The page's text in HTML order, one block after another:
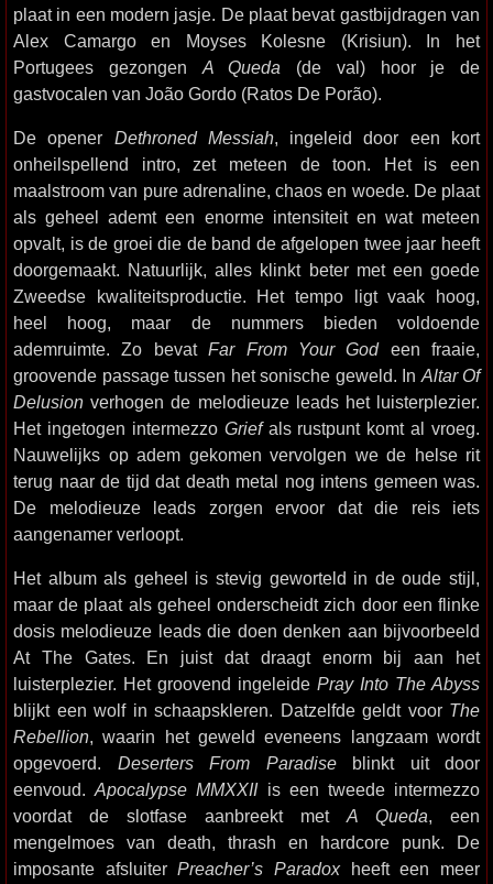
plaat in een modern jasje. De plaat bevat gastbijdragen van
Alex Camargo en Moyses Kolesne (Krisiun). In het
Portugees gezongen A Queda (de val) hoor je de
gastvocalen van João Gordo (Ratos De Porão).
De opener Dethroned Messiah, ingeleid door een kort
onheilspellend intro, zet meteen de toon. Het is een
maalstroom van pure adrenaline, chaos en woede. De plaat
als geheel ademt een enorme intensiteit en wat meteen
opvalt, is de groei die de band de afgelopen twee jaar heeft
doorgemaakt. Natuurlijk, alles klinkt beter met een goede
Zweedse kwaliteitsproductie. Het tempo ligt vaak hoog,
heel hoog, maar de nummers bieden voldoende
ademruimte. Zo bevatFar From Your Godeen fraaie,
groovende passage tussen het sonische geweld. In Altar Of
Delusion verhogen de melodieuze leads het luisterplezier.
Het ingetogen intermezzo Griefals rustpunt komt al vroeg.
Nauwelijks op adem gekomen vervolgen we de helse rit
terug naar de tijd dat death metal nog intens gemeen was.
De melodieuze leads zorgen ervoor dat die reis iets
aangenamer verloopt.
Het album als geheel is stevig geworteld in de oude stijl,
maar de plaat als geheel onderscheidt zich door een flinke
dosis melodieuze leads die doen denken aan bijvoorbeeld
At The Gates. En juist dat draagt enorm bij aan het
luisterplezier. Het groovend ingeleide Pray Into The Abyss
blijkt een wolf in schaapskleren. Datzelfde geldt voor The
Rebellion, waarin het geweld eveneens langzaam wordt
opgevoerd. Deserters From Paradiseblinkt uit door
eenvoud.Apocalypse MMXXIIis een tweede intermezzo
voordat de slotfase aanbreekt met A Queda, een
mengelmoes van death, thrash en hardcore punk. De
imposante afsluiterPreacher’s Paradoxheeft een meer